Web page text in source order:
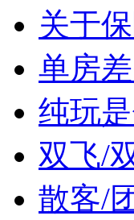
关于
单房
纯玩
双飞/
散客/